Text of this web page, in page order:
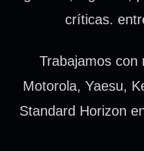
críticas.
Trabajamos con
Motorola, Yaesu,
Standard Horizon